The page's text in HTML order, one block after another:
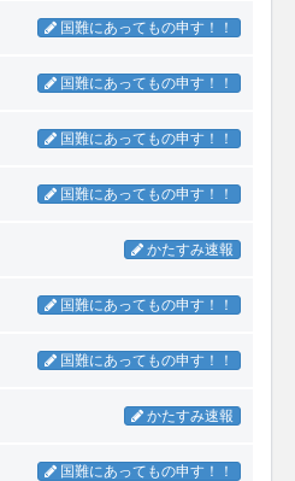
国難にあってもの申す！！
国難にあってもの申す！！
国難にあってもの申す！！
国難にあってもの申す！！
かたすみ速報
国難にあってもの申す！！
国難にあってもの申す！！
かたすみ速報
国難にあってもの申す！！